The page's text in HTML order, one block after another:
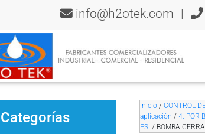
info@h2otek.com |
Categorías
Inicio /CONTROL
aplicación /4. POR
PSI / BOMBA